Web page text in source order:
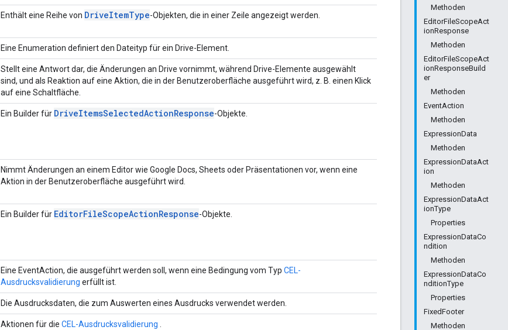
Methoden
EditorFileScopeAct
ionResponse
Methoden
EditorFileScopeAct
ionResponseBuild
er
Methoden
EventAction
Methoden
ExpressionData
Methoden
ExpressionDataAct
ion
Methoden
ExpressionDataAct
ionType
Properties
ExpressionDataCo
ndition
Methoden
ExpressionDataCo
nditionType
Properties
FixedFooter
Methoden
Enthält eine Reihe von DriveItemType-Objekten, die in einer Zeile angezeigt werden.
Eine Enumeration definiert den Dateityp für ein Drive-Element.
Stellt eine Antwort dar, die Änderungen an Drive vornimmt, während Drive-Elemente ausgewählt
sind, und als Reaktion auf eine Aktion, die in der Benutzeroberfläche ausgeführt wird, z. B. einen Klick
auf eine Schaltfläche.
Ein Builder für DriveItemsSelectedActionResponse-Objekte.
Nimmt Änderungen an einem Editor wie Google Docs, Sheets oder Präsentationen vor, wenn eine
Aktion in der Benutzeroberfläche ausgeführt wird.
Ein Builder für EditorFileScopeActionResponse-Objekte.
Eine EventAction, die ausgeführt werden soll, wenn eine Bedingung vom Typ CEL-
Ausdrucksvalidierung erfüllt ist.
Die Ausdrucksdaten, die zum Auswerten eines Ausdrucks verwendet werden.
Aktionen für die CEL-Ausdrucksvalidierung